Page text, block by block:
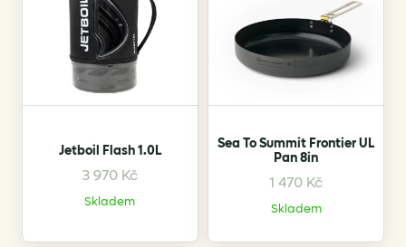
Jetboil Flash 1.0L
3 970 Kč
Skladem
Sea To Summit Frontier UL
Pan 8in
1 470 Kč
Skladem